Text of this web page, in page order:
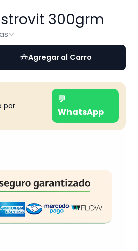
300grm
Agregar al Carro
por
💬
WhatsApp